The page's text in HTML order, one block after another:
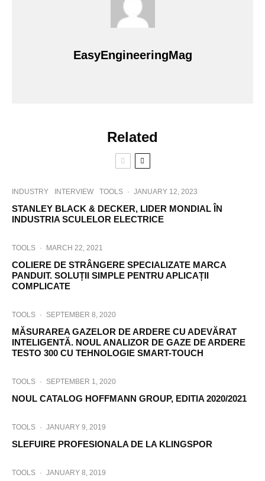
EasyEngineeringMag
Related
INDUSTRY INTERVIEW TOOLS · JANUARY 12, 2023
STANLEY BLACK & DECKER, LIDER MONDIAL ÎN
INDUSTRIA SCULELOR ELECTRICE
TOOLS · MARCH 22, 2021
COLIERE DE STRÂNGERE SPECIALIZATE MARCA
PANDUIT. SOLUȚII SIMPLE PENTRU APLICAȚII
COMPLICATE
TOOLS · SEPTEMBER 8, 2020
MĂSURAREA GAZELOR DE ARDERE CU ADEVĂRAT
INTELIGENTĂ. NOUL ANALIZOR DE GAZE DE ARDERE
TESTO 300 CU TEHNOLOGIE SMART-TOUCH
TOOLS · SEPTEMBER 1, 2020
NOUL CATALOG HOFFMANN GROUP, EDITIA 2020/2021
TOOLS · JANUARY 9, 2019
SLEFUIRE PROFESIONALA DE LA KLINGSPOR
TOOLS · JANUARY 8, 2019